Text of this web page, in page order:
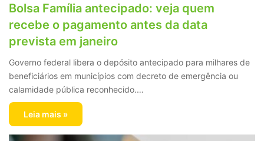
Bolsa Família antecipado: veja quem
recebe o pagamento antes da data
prevista em janeiro
Governo federal libera o depósito antecipado para milhares de
beneficiários em municípios com decreto de emergência ou
calamidade pública reconhecido.…
Leia mais »